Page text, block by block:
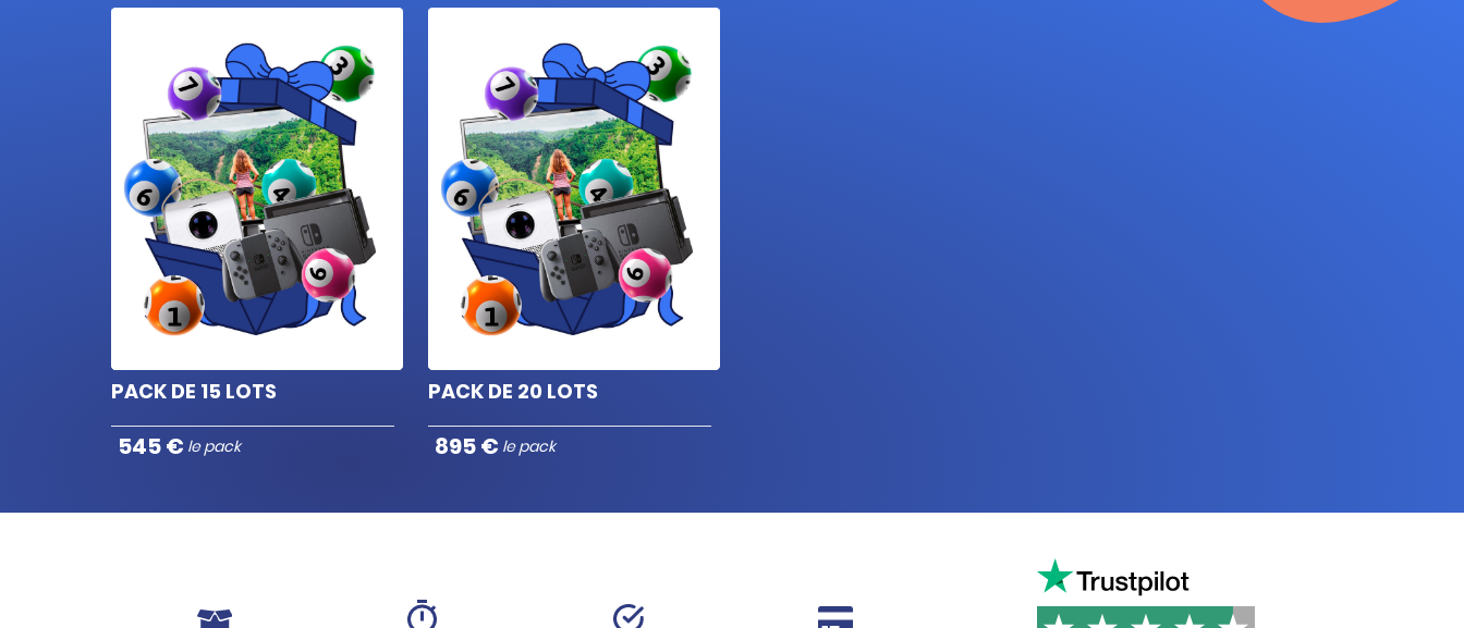
Set casque filaire &
écouteurs Bluetooth
Barre de son stéréo sans
fil
Support ajustable pour
tablette et ordinateur
portable
x1
Set de 3 ustensiles de
barbecue en inox
pièces Licence
x1
PACK DE 15 LOTS
545 € le pack
PACK DE 20 LOTS
895 € le pack